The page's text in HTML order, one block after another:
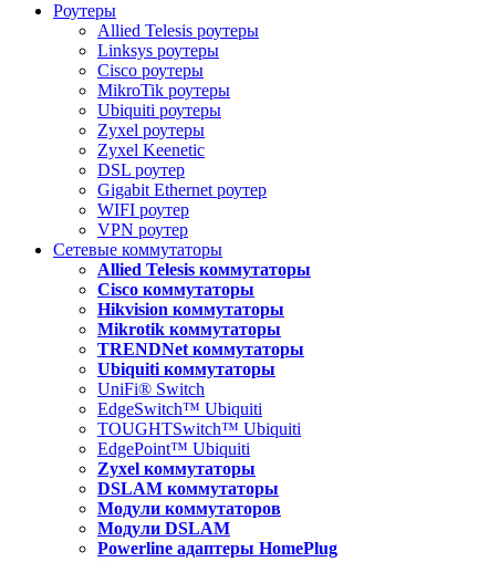
Роутеры
Allied Telesis роутеры
Linksys роутеры
Cisco роутеры
MikroTik роутеры
Ubiquiti роутеры
Zyxel роутеры
Zyxel Keenetic
DSL роутер
Gigabit Ethernet роутер
WIFI роутер
VPN роутер
Сетевые коммутаторы
Allied Telesis коммутаторы
Cisco коммутаторы
Hikvision коммутаторы
Mikrotik коммутаторы
TRENDNet коммутаторы
Ubiquiti коммутаторы
UniFi® Switch
EdgeSwitch™ Ubiquiti
TOUGHTSwitch™ Ubiquiti
EdgePoint™ Ubiquiti
Zyxel коммутаторы
DSLAM коммутаторы
Модули коммутаторов
Модули DSLAM
Powerline адаптеры HomePlug